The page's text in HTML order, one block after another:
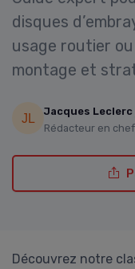
disques
usage routier
montage et
Jacques Leclerc
Rédacteur en chef
Découvrez notre